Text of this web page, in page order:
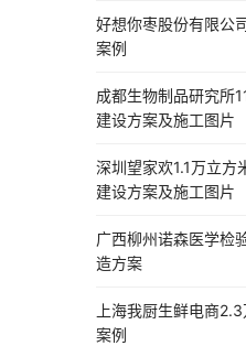
好想你枣股份有限公
案例
成都生物制品研究所
建设方案及施工图片
深圳望家欢1.1万立方
建设方案及施工图片
广西柳州诺森医学检
造方案
上海我厨生鲜电商
案例